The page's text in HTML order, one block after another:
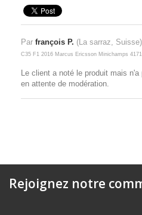
Par françois P. (La sarraz,
C35 F1 2016 Marcus Ericsson Minichamps
Le client a noté le produit mais
en attente de modération.
Rejoignez notre